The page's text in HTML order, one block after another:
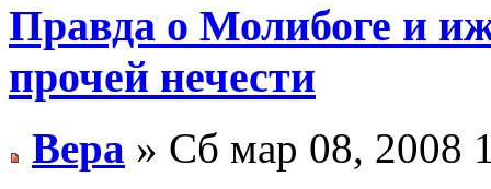
Правда о Молибоге и
прочей нечести
Вера » Сб мар 08, 2008